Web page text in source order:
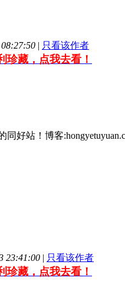
| 只看该作者
珍藏，点我去看！
同好站！博客
23:41:00 | 只看该作者
珍藏，点我去看！